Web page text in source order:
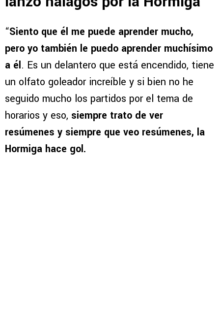
“Siento que él me puede aprender mucho,
pero yo también le puedo aprender muchísimo
a él. Es un delantero que está encendido, tiene
un olfato goleador increíble y si bien no he
seguido mucho los partidos por el tema de
horarios y eso, siempre trato de ver
resúmenes y siempre que veo resúmenes, la
Hormiga hace gol.